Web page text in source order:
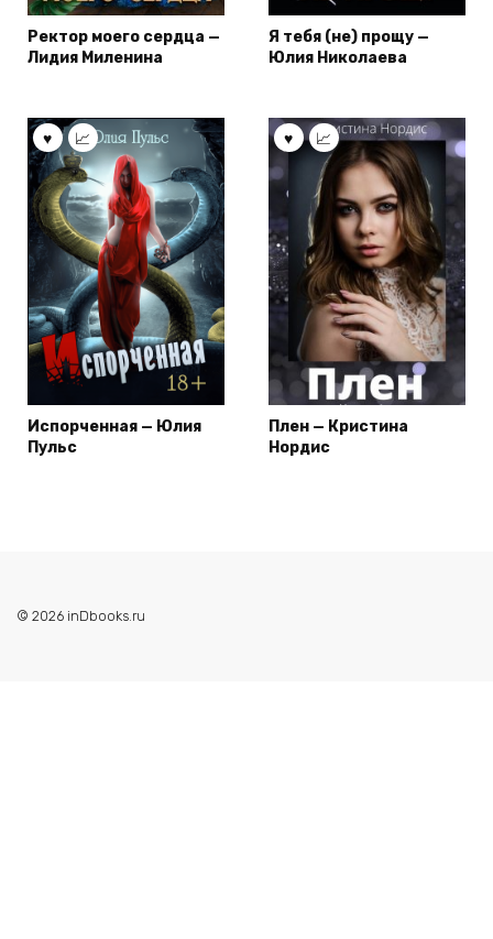
Ректор моего сердца —
Лидия Миленина
Я тебя (не) прощу —
Юлия Николаева
Испорченная — Юлия
Пульс
Плен — Кристина
Нордис
© 2026 inDbooks.ru